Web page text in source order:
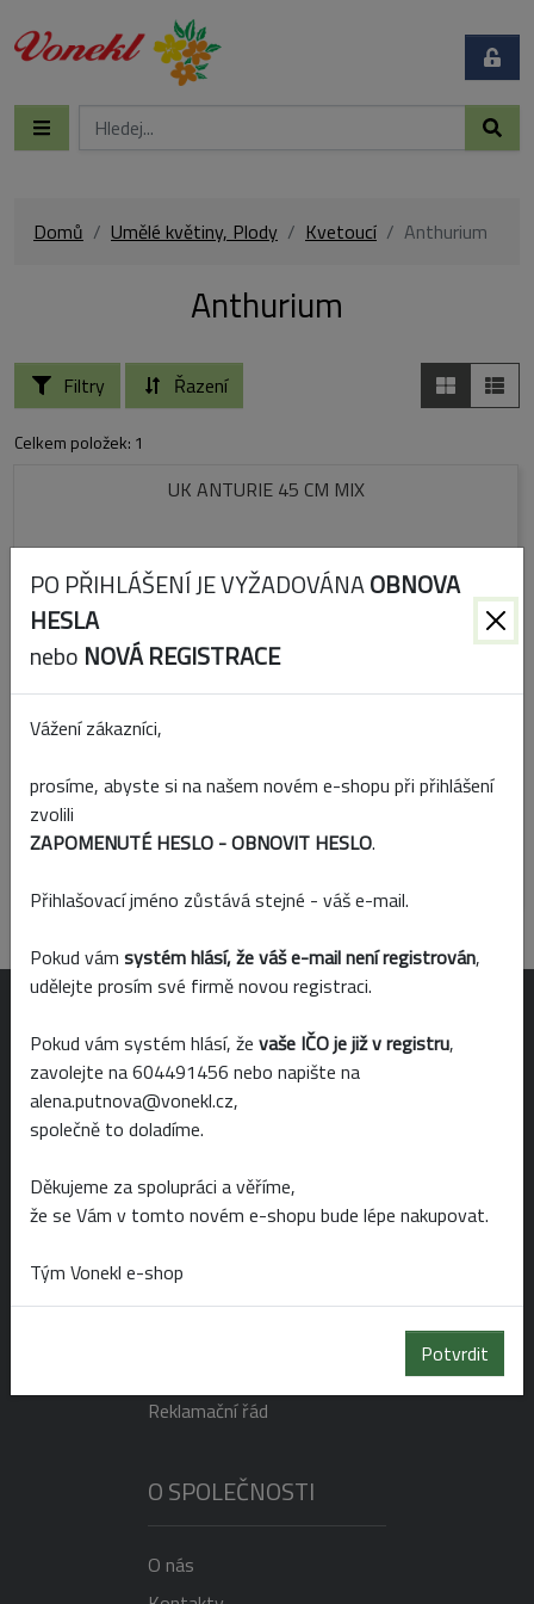
Domů Umělé květiny, Plody Kvetoucí Anthurium
Anthurium
Filtry Řazení
Celkem položek: 1
UK ANTURIE 45 CM MIX
Kód:
OTEVÍRACÍ DOBA
Po-Pá 6:00 - 19:00
So 6:00 - 14:00
Ne 8:00 - 14:00
NAKUPOVÁNÍ
Reklamační řád
O SPOLEČNOSTI
O nás
PO PŘIHLÁŠENÍ JE VYŽADOVÁNAOBNOVA
HESLA
nebo NOVÁ REGISTRACE
Vážení zákazníci,
prosíme, abyste si na našem novém e-shopu při přihlášení
zvolili
ZAPOMENUTÉ HESLO - OBNOVIT HESLO.
Přihlašovací jméno zůstává stejné - váš e-mail.
Pokud vám systém hlásí, že váš e-mail není registrován,
udělejte prosím své firmě novou registraci.
Pokud vám systém hlásí, že vaše IČO je již v registru,
zavolejte na 604491456 nebo napište na
alena.putnova@vonekl.cz,
společně to doladíme.
Děkujeme za spolupráci a věříme,
že se Vám v tomto novém e-shopu bude lépe nakupovat.
Tým Vonekl e-shop
Potvrdit